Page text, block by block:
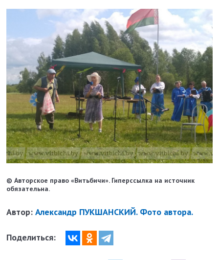
© Авторское право «Витьбичи». Гиперссылка на источник
обязательна.
Автор:Александр ПУКШАНСКИЙ. Фото автора.
Поделиться: